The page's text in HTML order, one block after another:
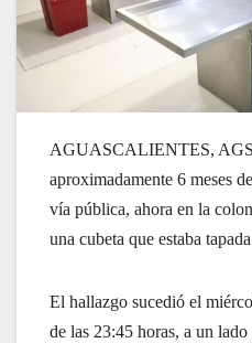
AGUASCALIENTES,
aproximadamente 6 meses
vía pública, ahora en la
una cubeta que estaba
El hallazgo sucedió el
de las 23:45 horas, a un